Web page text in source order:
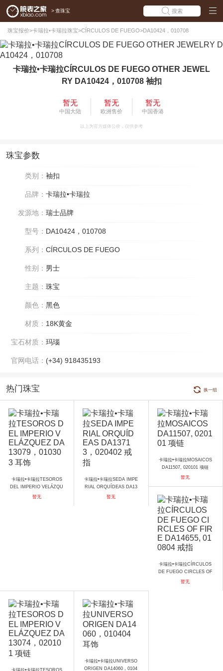
> 查珠宝 搜索
珠宝报价>卡瑞拉•卡瑞拉珠宝>CÍRCULOS DE FUEGO>DA10424，010708
卡瑞拉•卡瑞拉CÍRCULOS DE FUEGO OTHER JEWEL
RY DA10424，010708 袖扣
暂无
中国大陆
暂无
欧洲售价
暂无
中国香港
以上为官方媒体公价，仅供参考
珠宝参数
类别： 袖扣
品牌： 卡瑞拉•卡瑞拉
发源地： 瑞士品牌
型号： DA10424，010708
系列： CÍRCULOS DE FUEGO
性别： 男士
主题： 珠宝
颜色： 黑色
材质： 18K黄金
宝石材质： 玛瑙
官网电话： (+34) 918435193
热门珠宝 换一组
卡瑞拉•卡瑞拉TESOROS
DEL IMPERIO VELÁZQU
EZ DA13079，010303 耳
暂无
卡瑞拉•卡瑞拉SEDA IMPE
RIAL ORQUÍDEAS DA13
713，020402 戒指
暂无
卡瑞拉•卡瑞拉MOSAICOS
DA11507, 020101 项链
暂无
卡瑞拉•卡瑞拉CÍRCULOS
DE FUEGO CIRCLES OF
FIRE DA14655, 010804
暂无
卡瑞拉•卡瑞拉TESOROS
卡瑞拉•卡瑞拉UNIVERSO
ORIGEN DA14060，0104